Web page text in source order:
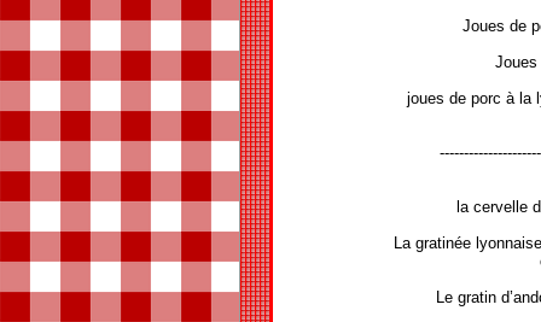
Joues de
Joues
joues de porc à
la cervelle
La gratinée
Le gratin